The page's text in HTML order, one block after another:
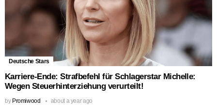
Deutsche Stars
Karriere-Ende: Strafbefehl für Schlagerstar Michelle:
Wegen Steuerhinterziehung verurteilt!
by Promiwood about a year ago